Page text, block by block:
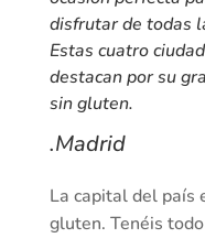
disfrutar de todas
Estas cuatro
destacan por su
sin gluten.
.Madrid
La capital del país
gluten. Tenéis